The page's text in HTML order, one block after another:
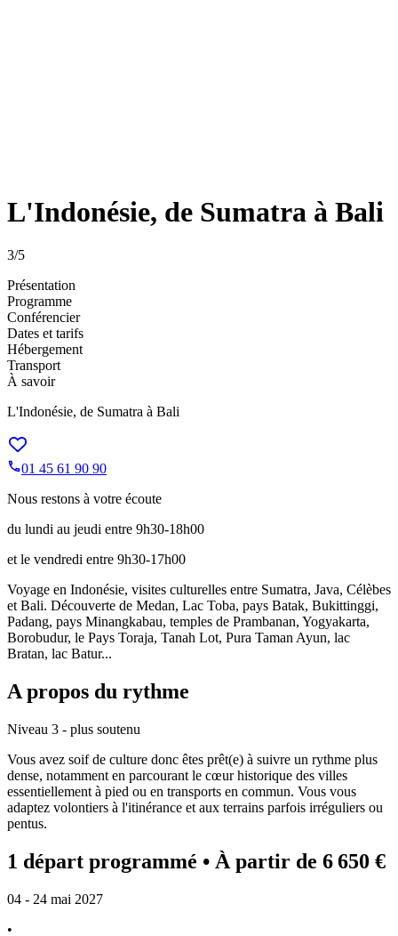
L'Indonésie, de Sumatra à Bali
3/5
Présentation
Programme
Conférencier
Dates et tarifs
Hébergement
Transport
À savoir
L'Indonésie, de Sumatra à Bali
01 45 61 90 90
Nous restons à votre écoute
du lundi au jeudi entre 9h30-18h00
et le vendredi entre 9h30-17h00
Voyage en Indonésie, visites culturelles entre Sumatra, Java, Célèbes
et Bali. Découverte de Medan, Lac Toba, pays Batak, Bukittinggi,
Padang, pays Minangkabau, temples de Prambanan, Yogyakarta,
Borobudur, le Pays Toraja, Tanah Lot, Pura Taman Ayun, lac
Bratan, lac Batur...
A propos du rythme
Niveau 3 - plus soutenu
Vous avez soif de culture donc êtes prêt(e) à suivre un rythme plus
dense, notamment en parcourant le cœur historique des villes
essentiellement à pied ou en transports en commun. Vous vous
adaptez volontiers à l'itinérance et aux terrains parfois irréguliers ou
pentus.
1 départ programmé • À partir de 6 650 €
04 - 24 mai 2027
•